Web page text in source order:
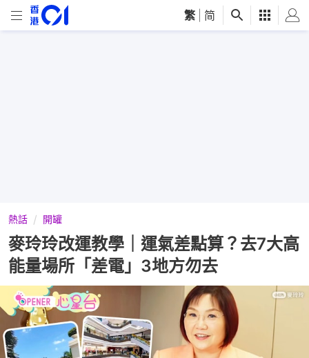
繁 简
熱話 開罐
麥玲玲改運教學｜運氣差點算？去7大高
能量場所「差電」3地方勿去